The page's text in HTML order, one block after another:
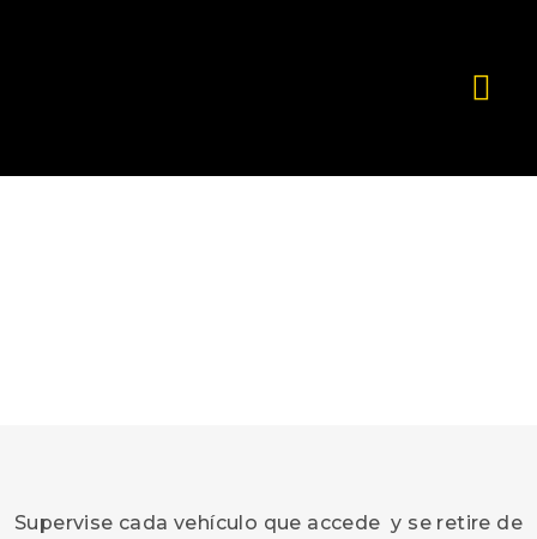
Supervise cada vehículo que accede y se retire de